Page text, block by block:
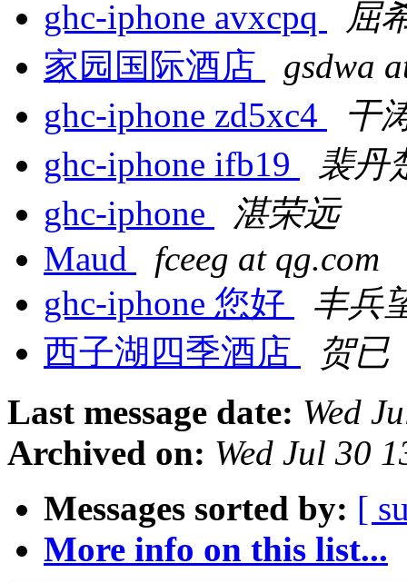
ghc-iphone avxcpq
屈
家园国际酒店
gsdwa
ghc-iphone zd5xc4
干
ghc-iphone ifb19
裴丹
ghc-iphone
湛荣远
Maud
fceeg at qg.com
ghc-iphone 您好
丰兵
西子湖四季酒店
贺已
Last message date: Wed
Archived on: Wed Jul 30
Messages sorted by: [
More info on this list...